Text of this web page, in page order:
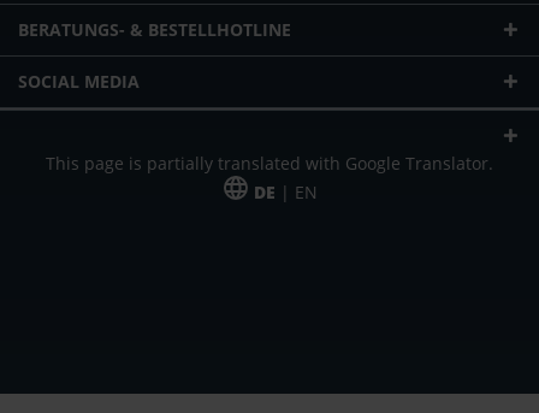
BERATUNGS- & BESTELLHOTLINE
SOCIAL MEDIA
This page is partially translated with Google Translator.
DE | EN